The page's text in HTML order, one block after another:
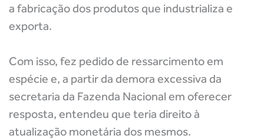
a fabricação dos produtos que industrializa e
exporta.
Com isso, fez pedido de ressarcimento em
espécie e, a partir da demora excessiva da
secretaria da Fazenda Nacional em oferecer
resposta, entendeu que teria direito à
atualização monetária dos mesmos.